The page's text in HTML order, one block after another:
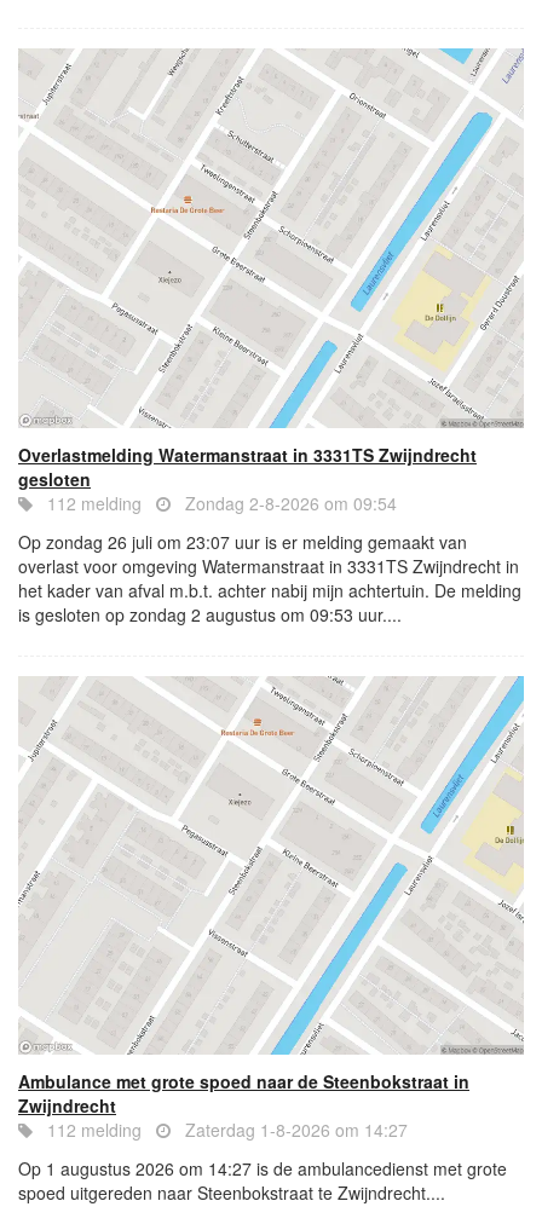
Overlastmelding Watermanstraat in 3331TS Zwijndrecht
gesloten
112 melding
Zondag 2-8-2026 om 09:54
Op zondag 26 juli om 23:07 uur is er melding gemaakt van
overlast voor omgeving Watermanstraat in 3331TS Zwijndrecht in
het kader van afval m.b.t. achter nabij mijn achtertuin. De melding
is gesloten op zondag 2 augustus om 09:53 uur....
Ambulance met grote spoed naar de Steenbokstraat in
Zwijndrecht
112 melding
Zaterdag 1-8-2026 om 14:27
Op 1 augustus 2026 om 14:27 is de ambulancedienst met grote
spoed uitgereden naar Steenbokstraat te Zwijndrecht....